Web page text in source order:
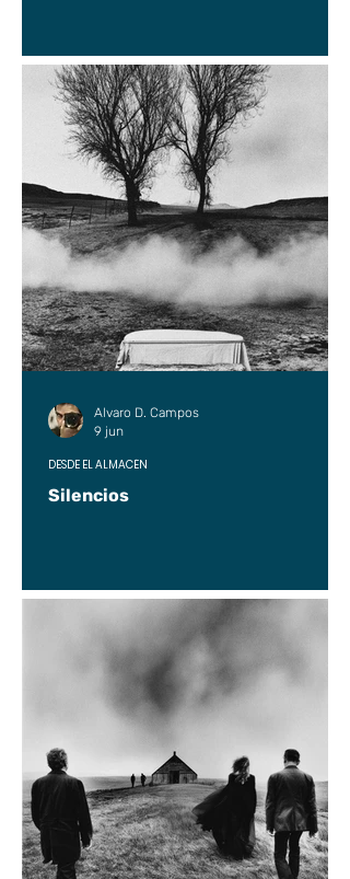
Silencios
DESDE EL ALMACÉN
Alvaro D. Campos
9 jun